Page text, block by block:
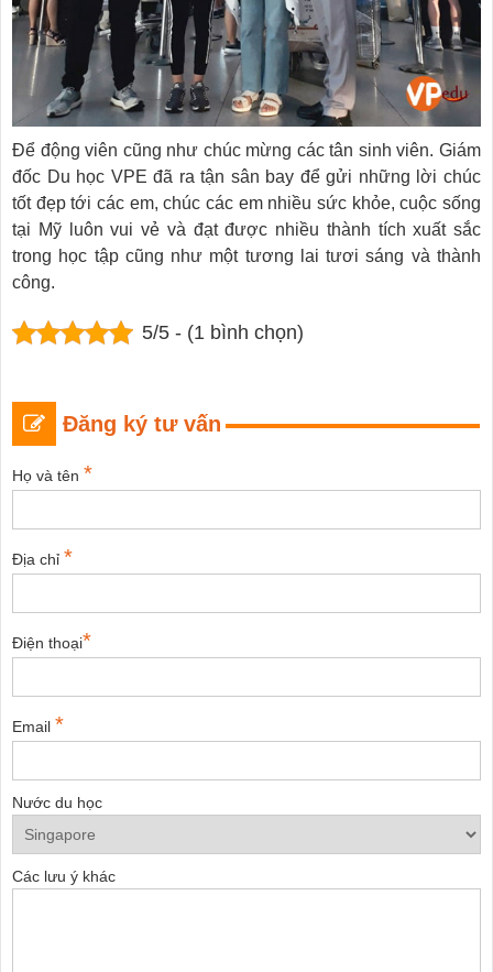
Để động viên cũng như chúc mừng các tân sinh viên. Giám
đốc Du học VPE đã ra tận sân bay để gửi những lời chúc
tốt đẹp tới các em, chúc các em nhiều sức khỏe, cuộc sống
tại Mỹ luôn vui vẻ và đạt được nhiều thành tích xuất sắc
trong học tập cũng như một tương lai tươi sáng và thành
công.
5/5 - (1 bình chọn)
Đăng ký tư vấn
Họ và tên *
Địa chỉ *
Điện thoại*
Email *
Nước du học
Các lưu ý khác